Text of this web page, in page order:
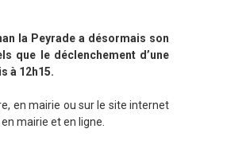
la Peyrade a désormais son
que le déclenchement d’une
à 12h15.
en mairie ou sur le site internet
mairie et en ligne.